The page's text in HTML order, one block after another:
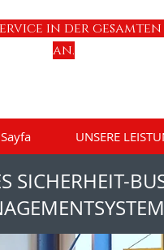
in der
an.
UNSERE
SICHERHEIT-